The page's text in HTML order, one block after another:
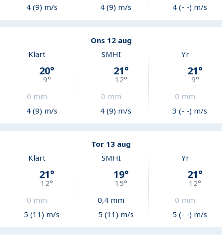
4 (9) m/s
4 (9) m/s
4 (- -) m/s
Ons 12 aug
Klart
20°
9°
0 mm
4 (9) m/s
SMHI
21°
12°
0 mm
4 (9) m/s
Yr
21°
9°
0 mm
3 (- -) m/s
Tor 13 aug
Klart
21°
12°
0 mm
5 (11) m/s
SMHI
19°
15°
0,4 mm
5 (11) m/s
Yr
21°
12°
0 mm
5 (- -) m/s